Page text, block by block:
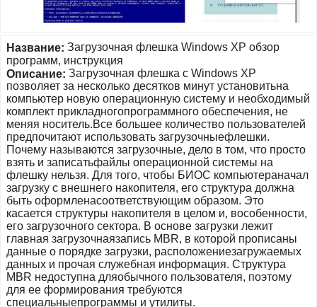
Название: Загрузочная флешка Windows XP обзор
программ, инструкция
Описание: Загрузочная флешка с Windows XP
позволяет за несколько десятков минут установитьна
компьютер новую операционную систему и необходимый
комплект прикладногопрограммного обеспечения, не
меняя носитель.Все большее количество пользователей
предпочитают использовать загрузочныефлешки.
Почему называются загрузочные, дело в том, что просто
взять и записатьфайлы операционной системы на
флешку нельзя. Для того, чтобы БИОС компьютераначал
загрузку с внешнего накопителя, его структура должна
быть оформленасоответствующим образом. Это
касается структуры накопителя в целом и, вособенности,
его загрузочного сектора. В основе загрузки лежит
главная загрузочнаязапись MBR, в которой прописаны
данные о порядке загрузки, расположениезагружаемых
данных и прочая служебная информация. Структура
MBR недоступна дляобычного пользователя, поэтому
для ее формирования требуются
специальныепрограммы и утилиты.